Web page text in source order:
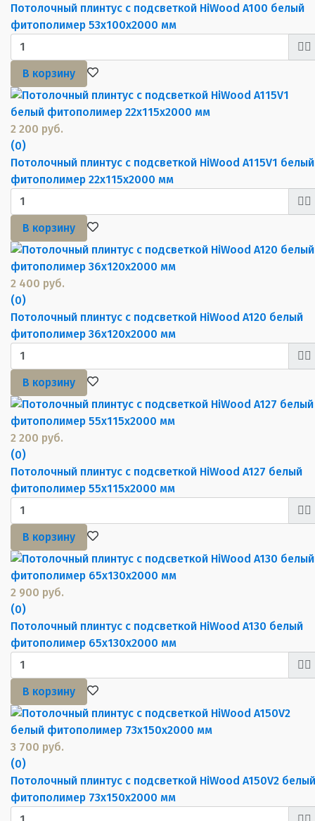
Потолочный плинтус с подсветкой HiWood A100 белый
фитополимер 53х100х2000 мм
В корзину
2 200 руб.
(0)
Потолочный плинтус с подсветкой HiWood A115V1 белый
фитополимер 22х115х2000 мм
В корзину
2 400 руб.
(0)
Потолочный плинтус с подсветкой HiWood A120 белый
фитополимер 36х120х2000 мм
В корзину
2 200 руб.
(0)
Потолочный плинтус с подсветкой HiWood A127 белый
фитополимер 55х115х2000 мм
В корзину
2 900 руб.
(0)
Потолочный плинтус с подсветкой HiWood A130 белый
фитополимер 65х130х2000 мм
В корзину
3 700 руб.
(0)
Потолочный плинтус с подсветкой HiWood A150V2 белый
фитополимер 73х150х2000 мм